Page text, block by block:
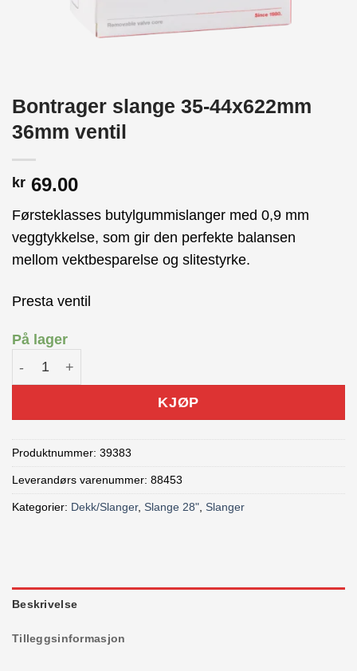
Bontrager slange 35-44x622mm
36mm ventil
kr 69.00
Førsteklasses butylgummislanger med 0,9 mm
veggtykkelse, som gir den perfekte balansen
mellom vektbesparelse og slitestyrke.
Presta ventil
På lager
Bontrager slange 35-44x622mm 36mm ventil antall
KJØP
Produktnummer: 39383
Leverandørs varenummer: 88453
Kategorier: Dekk/Slanger, Slange 28" Slanger
Beskrivelse
Tilleggsinformasjon